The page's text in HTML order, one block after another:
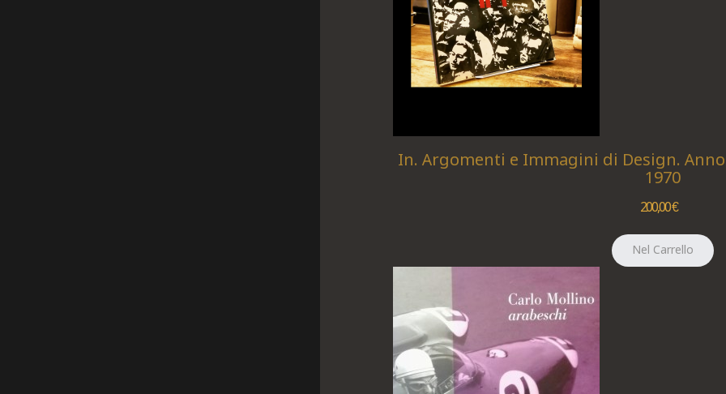
In. Argomenti e Immagini di Design.
1970
200,00 €